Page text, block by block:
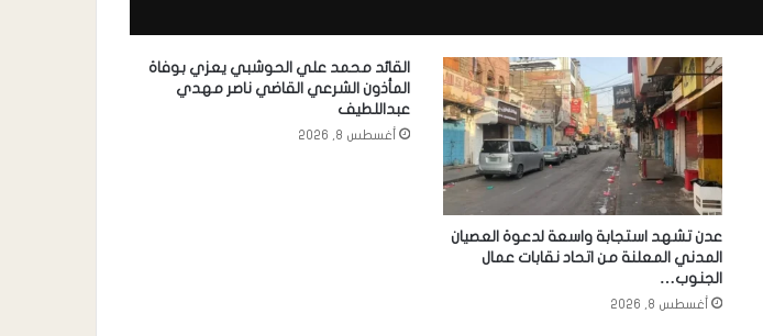
عدن تشهد استجابة واسعة لدعوة العصيان
المدني المعلنة من اتحاد نقابات عمال
الجنوب…
أغسطس 8, 2026
القائد محمد علي الحوشبي يعزي بوفاة
المأذون الشرعي القاضي ناصر مهدي
عبداللطيف
أغسطس 8, 2026